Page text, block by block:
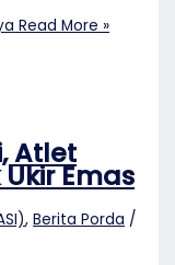
Read More »
Atlet
Emas
,Berita Porda /